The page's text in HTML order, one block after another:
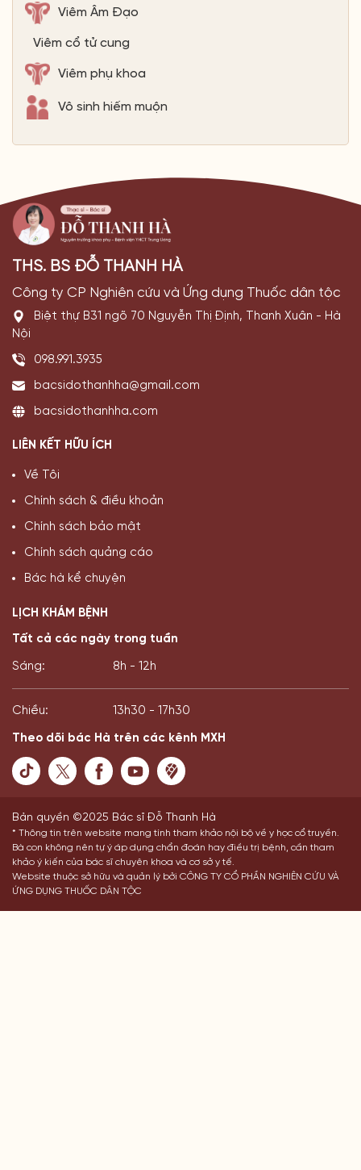
Viêm Âm Đạo
Viêm cổ tử cung
Viêm phụ khoa
Vô sinh hiếm muộn
THS. BS ĐỖ THANH HÀ
Công ty CP Nghiên cứu và Ứng dụng Thuốc dân tộc
Biệt thự B31 ngõ 70 Nguyễn Thị Định, Thanh Xuân - Hà
Nội
098.991.3935
bacsidothanhha@gmail.com
bacsidothanhha.com
LIÊN KẾT HỮU ÍCH
Về Tôi
Chính sách & điều khoản
Chính sách bảo mật
Chính sách quảng cáo
Bác hà kể chuyện
LỊCH KHÁM BỆNH
Tất cả các ngày trong tuần
Sáng: 8h - 12h
Chiều: 13h30 - 17h30
Theo dõi bác Hà trên các kênh MXH
Bản quyền ©2025 Bác sĩ Đỗ Thanh Hà
* Thông tin trên website mang tính tham khảo nội bộ về y học cổ truyền.
Bà con không nên tự ý áp dụng chẩn đoán hay điều trị bệnh, cần tham
khảo ý kiến của bác sĩ chuyên khoa và cơ sở y tế.
Website thuộc sở hữu và quản lý bởi CÔNG TY CỔ PHẦN NGHIÊN CỨU VÀ
ỨNG DỤNG THUỐC DÂN TỘC